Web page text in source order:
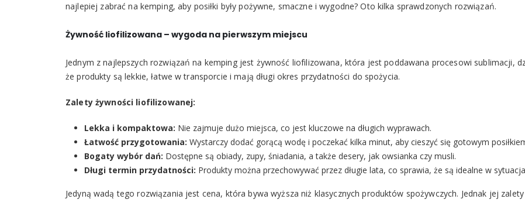
najlepiej zabrać na kemping, aby posiłki były pożywne, smaczne i wygodne? Oto kilka sprawdzonych rozwiązań.
Żywność liofilizowana – wygoda na pierwszym miejscu
Jednym z najlepszych rozwiązań na kemping jest żywność liofilizowana, która jest poddawana procesowi sublimacji,
że produkty są lekkie, łatwe w transporcie i mają długi okres przydatności do spożycia.
Zalety żywności liofilizowanej:
Lekka i kompaktowa: Nie zajmuje dużo miejsca, co jest kluczowe na długich wyprawach.
Łatwość przygotowania: Wystarczy dodać gorącą wodę i poczekać kilka minut, aby cieszyć się gotowym
Bogaty wybór dań: Dostępne są obiady, zupy, śniadania, a także desery, jak owsianka czy musli.
Długi termin przydatności: Produkty można przechowywać przez długie lata, co sprawia, że są idealne w
Jedyną wadą tego rozwiązania jest cena, która bywa wyższa niż klasycznych produktów spożywczych. Jednak jej